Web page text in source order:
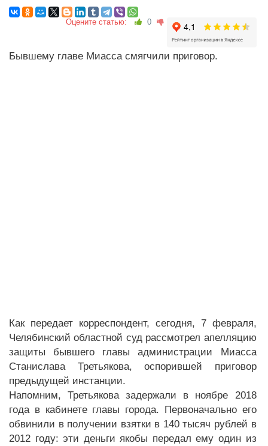
Оцените статью: 0
Бывшему главе Миасса смягчили приговор.
Как передает корреспондент, сегодня, 7 февраля,
Челябинский областной суд рассмотрел апелляцию
защиты бывшего главы администрации Миасса
Станислава Третьякова, оспорившей приговор
предыдущей инстанции.
Напомним, Третьякова задержали в ноябре 2018
года в кабинете главы города. Первоначально его
обвинили в получении взятки в 140 тысяч рублей в
2012 году: эти деньги якобы передал ему один из